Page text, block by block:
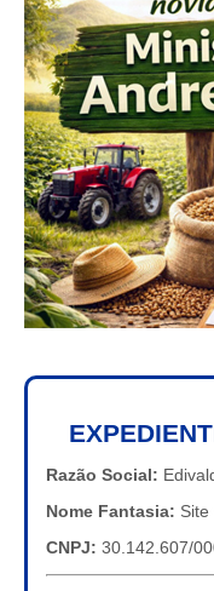
Razão Social:
Nome Fantasia:
CNPJ: 30.142.607/